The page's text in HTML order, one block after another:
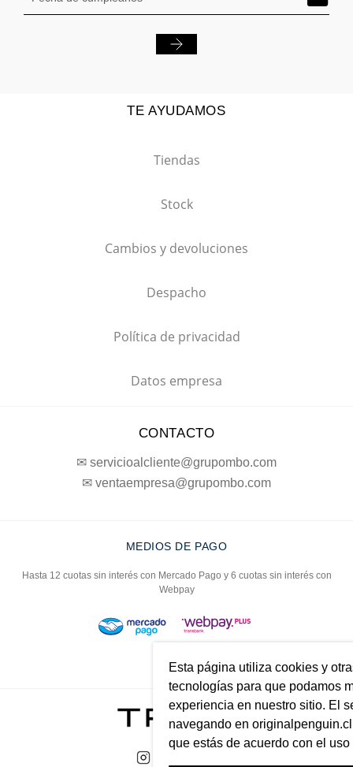
TE AYUDAMOS
Tiendas
Stock
Cambios y devoluciones
Despacho
Política de privacidad
Datos empresa
CONTACTO
✉ servicioalcliente@grupombo.com
✉ ventaempresa@grupombo.com
MEDIOS DE PAGO
Hasta 12 cuotas sin interés con Mercado Pago y 6 cuotas sin interés con
Webpay
Esta página utiliza cookies y
tecnologías para que podamos
experiencia en nuestro sitio. El
navegando en
que estás de acuerdo con el